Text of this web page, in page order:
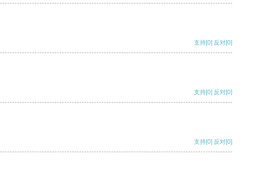
支持[0] 反对[0]
支持[0] 反对[0]
支持[0] 反对[0]